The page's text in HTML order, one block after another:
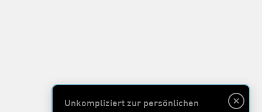
Unkompliziert zur persönlichen